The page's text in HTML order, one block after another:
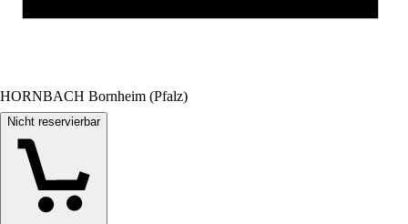
HORNBACH Bornheim (Pfalz)
Nicht reservierbar